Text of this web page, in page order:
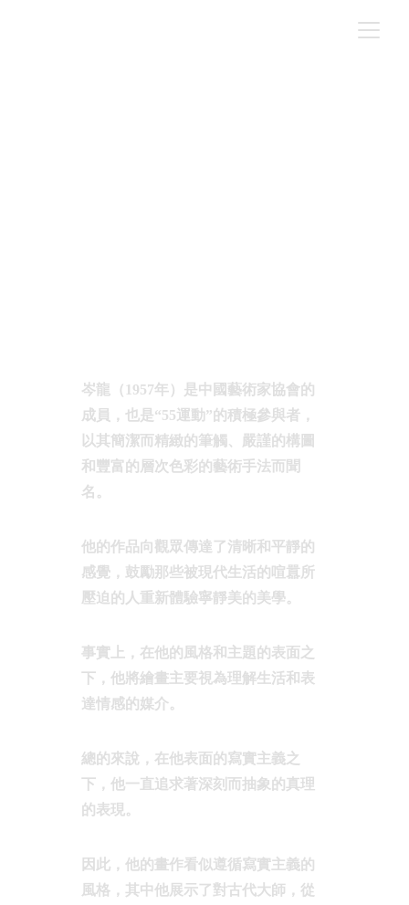
岑龍（1957年）是中國藝術家協會的
成員，也是“55運動”的積極參與者，
以其簡潔而精緻的筆觸、嚴謹的構圖
和豐富的層次色彩的藝術手法而聞
名。
他的作品向觀眾傳達了清晰和平靜的
感覺，鼓勵那些被現代生活的喧囂所
壓迫的人重新體驗寧靜美的美學。
事實上，在他的風格和主題的表面之
下，他將繪畫主要視為理解生活和表
達情感的媒介。
總的來說，在他表面的寫實主義之
下，他一直追求著深刻而抽象的真理
的表現。
因此，他的畫作看似遵循寫實主義的
風格，其中他展示了對古代大師，從